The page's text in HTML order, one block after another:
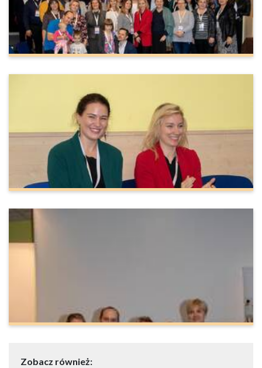
Zobacz również: